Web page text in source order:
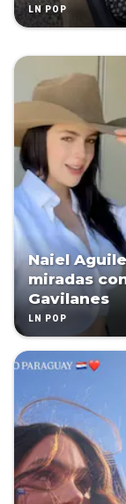
LN POP
Naiel
miradas
Gavilanes
LN POP